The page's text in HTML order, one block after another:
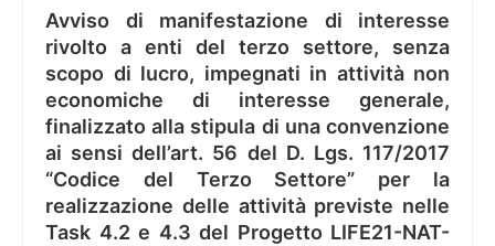
Avviso di manifestazione di interesse
rivolto a enti del terzo settore, senza
scopo di lucro, impegnati in attività non
economiche di interesse generale,
finalizzato alla stipula di una convenzione
ai sensi dell’art. 56 del D. Lgs. 117/2017
“Codice del Terzo Settore” per la
realizzazione delle attività previste nelle
Task 4.2 e 4.3 del Progetto LIFE21-NAT-